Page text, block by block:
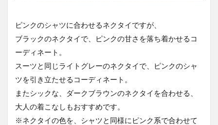
ピンクのシャツに合わせるネクタイですが、
ブラックのネクタイで、ピンクの甘さを落ち着かせるコ
ーディネート。
スーツと同じライトグレーのネクタイで、ピンクのシャ
ツを引き立たせるコーディネート。
またシックな、ダークブラウンのネクタイを合わせる、
大人の着こなしもおすすめです。
※ネクタイの色を、シャツと同様にピンク系で合わせて